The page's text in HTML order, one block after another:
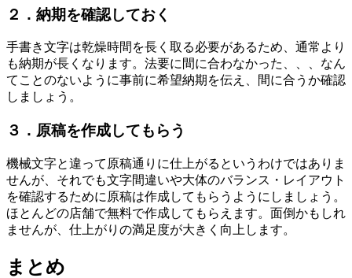
２．納期を確認しておく
手書き文字は乾燥時間を長く取る必要があるため、通常より
も納期が長くなります。法要に間に合わなかった、、、なん
てことのないように事前に希望納期を伝え、間に合うか確認
しましょう。
３．原稿を作成してもらう
機械文字と違って原稿通りに仕上がるというわけではありま
せんが、それでも文字間違いや大体のバランス・レイアウト
を確認するために原稿は作成してもらうようにしましょう。
ほとんどの店舗で無料で作成してもらえます。面倒かもしれ
ませんが、仕上がりの満足度が大きく向上します。
まとめ